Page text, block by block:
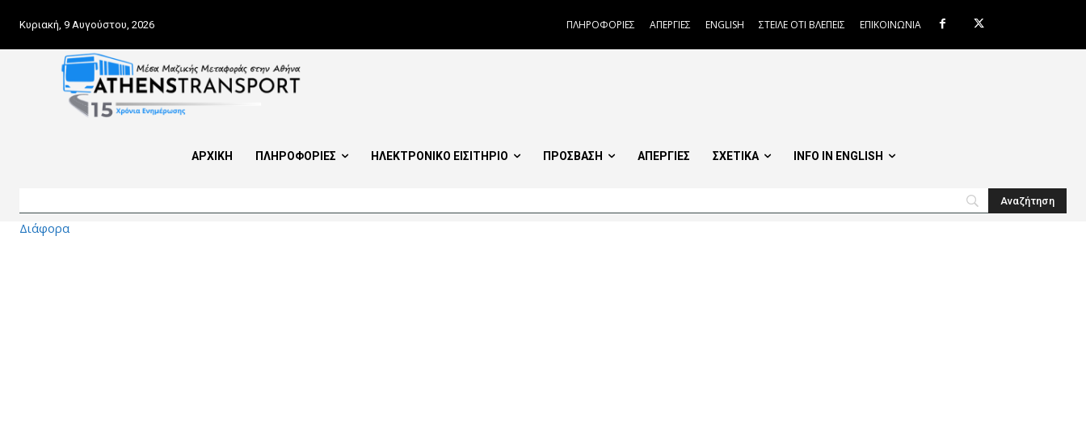
Κυριακή, 9 Αυγούστου, 2026 ΠΛΗΡΟΦΟΡΙΕΣ ΑΠΕΡΓΙΕΣ ENGLISH ΣΤΕΙΛΕ ΟΤΙ ΒΛΕΠΕΙΣ ΕΠΙΚΟΙΝΩΝΙΑ
ΑΡΧΙΚΗ ΠΛΗΡΟΦΟΡΙΕΣ ΗΛΕΚΤΡΟΝΙΚΟ ΕΙΣΙΤΗΡΙΟ ΠΡΟΣΒΑΣΗ ΑΠΕΡΓΙΕΣ ΣΧΕΤΙΚΑ INFO IN ENGLISH
Διάφορα